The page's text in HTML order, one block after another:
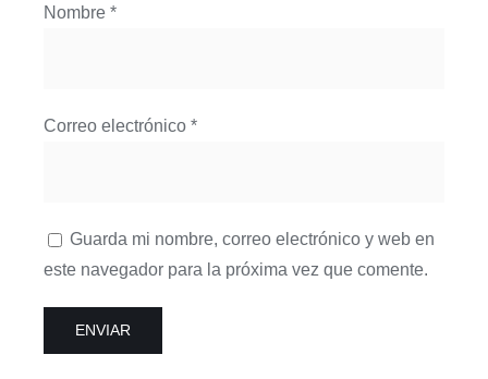
Nombre *
Correo electrónico *
Guarda mi nombre, correo electrónico y web en
este navegador para la próxima vez que comente.